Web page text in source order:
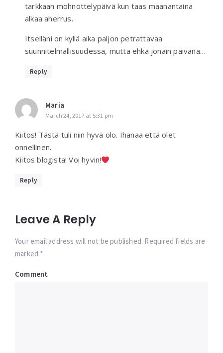
tarkkaan möhnöttelypäivä kun taas maanantaina
alkaa aherrus.
Itselläni on kyllä aika paljon petrattavaa
suunnitelmallisuudessa, mutta ehkä jonain päivänä…
Reply
Maria
March 24, 2017 at 5:31 pm
Kiitos! Tästä tuli niin hyvä olo. Ihanaa että olet
onnellinen.
Kiitos blogista! Voi hyvin!
Reply
Leave A Reply
Your email address will not be published. Required fields are
marked *
Comment